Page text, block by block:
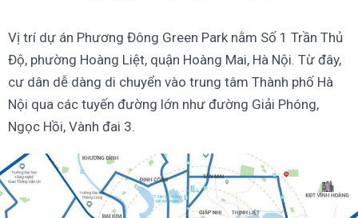
Vị trí dự án Phương Đông Green Park nằm Số 1 Trần Thủ
Độ, phường Hoàng Liệt, quận Hoàng Mai, Hà Nội. Từ đây,
cư dân dễ dàng di chuyển vào trung tâm Thành phố Hà
Nội qua các tuyến đường lớn như đường Giải Phóng,
Ngọc Hồi, Vành đai 3.